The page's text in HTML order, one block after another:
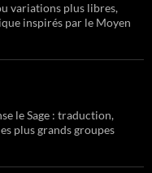
variations plus libres,
inspirés par le Moyen
le Sage : traduction,
plus grands groupes